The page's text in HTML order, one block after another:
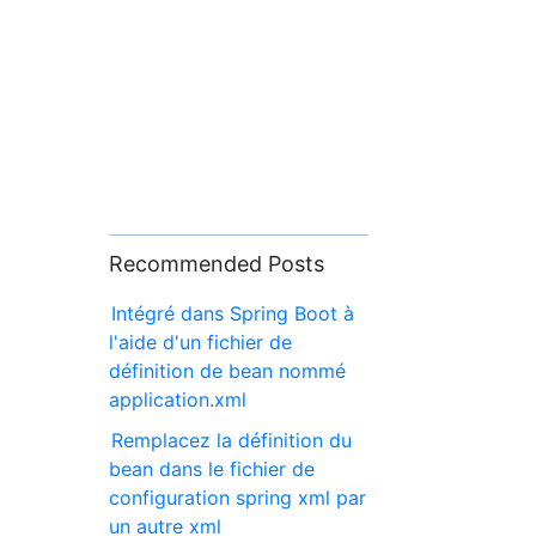
Recommended Posts
Intégré dans Spring Boot à
l'aide d'un fichier de
définition de bean nommé
application.xml
Remplacez la définition du
bean dans le fichier de
configuration spring xml par
un autre xml